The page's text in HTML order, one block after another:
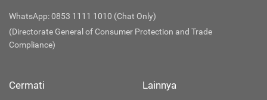
WhatsApp: 0853 1111 1010 (Chat Only)
(Directorate General of Consumer Protection and Trade
Compliance)
Cermati Lainnya